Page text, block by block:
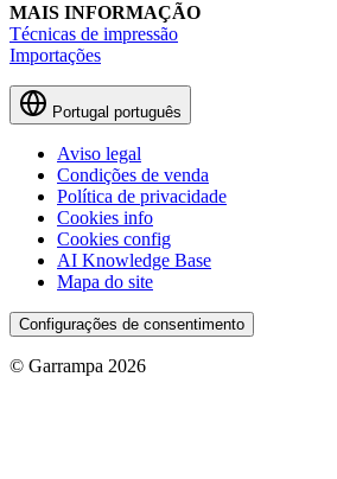
MAIS INFORMAÇÃO
Técnicas de impressão
Importações
Portugal português
Aviso legal
Condições de venda
Política de privacidade
Cookies info
Cookies config
AI Knowledge Base
Mapa do site
Configurações de consentimento
© Garrampa 2026